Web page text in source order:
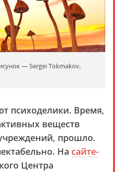
— Sergei Tokmakov,
психоделики. Время,
веществ
прошло.
На сайте-
Центра